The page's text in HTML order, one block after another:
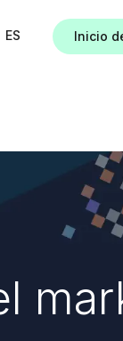
ES Inicio